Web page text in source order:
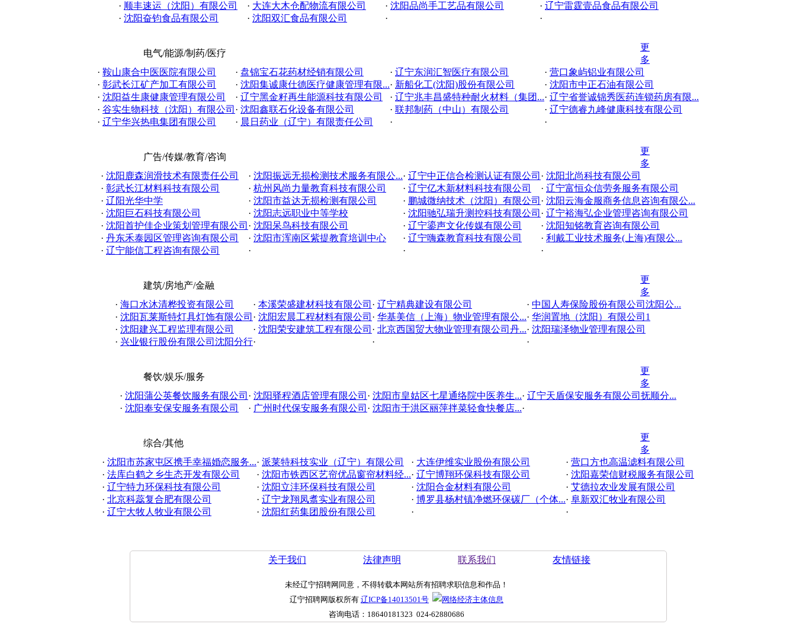
· 顺丰速运（沈阳）有限公司 · 大连大木仓配物流有限公司 · 沈阳品尚手工艺品有限公司 · 辽宁雷霆壹品食品有限公司
· 沈阳奋钧食品有限公司 · 沈阳双汇食品有限公司 · ·
电气/能源/制药/医疗
更
多
· 鞍山康合中医医院有限公司 · 盘锦宝石花药材经销有限公司 · 辽宁东润汇智医疗有限公司 · 营口象屿铝业有限公司
· 彰武长江矿产加工有限公司 · 沈阳集诚康仕德医疗健康管理有限...· 新船化工(沈阳)股份有限公司 · 沈阳市中正石油有限公司
· 沈阳益生康健康管理有限公司 · 辽宁黑金籽再生能源科技有限公司 · 辽宁兆丰昌盛特种耐火材料（集团...· 辽宁省誉诚锦秀医药连锁药房有限...
· 谷实生物科技（沈阳）有限公司 · 沈阳鑫联石化设备有限公司 · 联邦制药（中山）有限公司 · 辽宁德睿九峰健康科技有限公司
· 辽宁华兴热电集团有限公司 · 晨日药业（辽宁）有限责任公司 · ·
广告/传媒/教育/咨询
更
多
· 沈阳鹿森润滑技术有限责任公司 · 沈阳振远无损检测技术服务有限公...· 辽宁中正信合检测认证有限公司 · 沈阳北尚科技有限公司
· 彰武长江材料科技有限公司 · 杭州风尚力量教育科技有限公司 · 辽宁亿木新材料科技有限公司 · 辽宁富恒众信劳务服务有限公司
· 辽阳光华中学 · 沈阳市益达无损检测有限公司 · 鹏城微纳技术（沈阳）有限公司 · 沈阳云海金服商务信息咨询有限公...
· 沈阳巨石科技有限公司 · 沈阳志远职业中等学校 · 沈阳驰弘瑞升测控科技有限公司 · 辽宁裕海弘企业管理咨询有限公司
· 沈阳首护佳企业策划管理有限公司 · 沈阳呆鸟科技有限公司 · 辽宁鎏声文化传媒有限公司 · 沈阳知铭教育咨询有限公司
· 丹东禾泰园区管理咨询有限公司 · 沈阳市浑南区紫提教育培训中心 · 辽宁嗨森教育科技有限公司 · 利戴工业技术服务(上海)有限公...
· 辽宁能信工程咨询有限公司 · · ·
建筑/房地产/金融
更
多
· 海口水沐清桦投资有限公司 · 本溪荣盛建材科技有限公司 · 辽宁精典建设有限公司 · 中国人寿保险股份有限公司沈阳公...
· 沈阳瓦莱斯特灯具灯饰有限公司 · 沈阳宏晨工程材料有限公司 · 华基美信（上海）物业管理有限公...· 华润置地（沈阳）有限公司1
· 沈阳建兴工程监理有限公司 · 沈阳荣安建筑工程有限公司 · 北京西国贸大物业管理有限公司丹...· 沈阳瑞泽物业管理有限公司
· 兴业银行股份有限公司沈阳分行· · ·
餐饮/娱乐/服务
更
多
· 沈阳蒲公英餐饮服务有限公司 · 沈阳驿程酒店管理有限公司 · 沈阳市皇姑区七星通络院中医养生...· 辽宁天盾保安服务有限公司抚顺分...
· 沈阳奉安保安服务有限公司 · 广州时代保安服务有限公司 · 沈阳市于洪区丽萍拌菜轻食快餐店...·
综合/其他
更
多
· 沈阳市苏家屯区携手幸福婚恋服务...· 派莱特科技实业（辽宁）有限公司 · 大连伊维实业股份有限公司 · 营口方也高温滤料有限公司
· 法库白鹤之乡生态开发有限公司 · 沈阳市铁西区艺帘优品窗帘材料经...· 辽宁博翔环保科技有限公司 · 沈阳嘉荣信财税服务有限公司
· 辽宁特力环保科技有限公司 · 沈阳立沣环保科技有限公司 · 沈阳合金材料有限公司 · 艾德拉农业发展有限公司
· 北京科蕊复合肥有限公司 · 辽宁龙翔凤翥实业有限公司 · 博罗县杨村镇净燃环保碳厂（个体...· 阜新双汇牧业有限公司
· 辽宁大牧人牧业有限公司 · 沈阳红药集团股份有限公司 · ·
关于我们 法律声明 联系我们 友情链接
未经辽宁招聘网同意，不得转载本网站所有招聘求职信息和作品！
辽宁招聘网版权所有 辽ICP备14013501号
咨询电话： 18640181323 024-62880686